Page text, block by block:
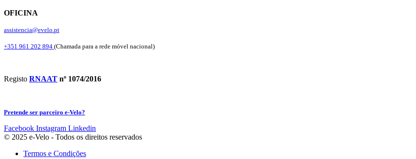
OFICINA
assistencia@evelo.pt
+351 961 202 894 (Chamada para a rede móvel nacional)
Registo RNAAT nº 1074/2016
Pretende ser parceiro e-Velo?
Facebook Instagram Linkedin
© 2025 e-Velo - Todos os direitos reservados
Termos e Condições